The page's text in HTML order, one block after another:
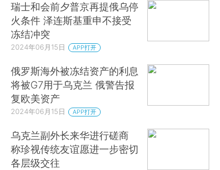
瑞士和会前夕普京再提俄乌停
火条件 泽连斯基重申不接受
冻结冲突
2024年06月15日 APP打开
俄罗斯海外被冻结资产的利息
将被G7用于乌克兰 俄警告报
复欧美资产
2024年06月15日 APP打开
乌克兰副外长来华进行磋商
称珍视传统友谊愿进一步密切
各层级交往